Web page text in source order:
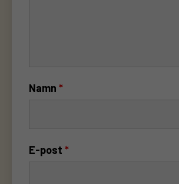
Namn *
E-post *